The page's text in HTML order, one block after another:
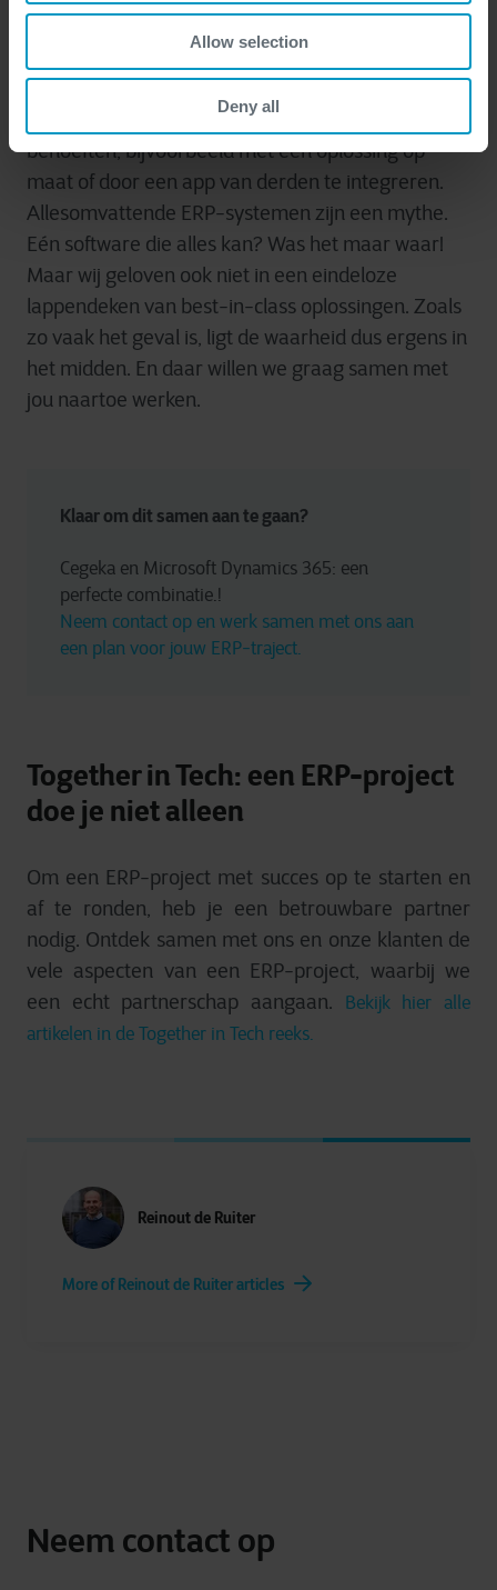
Allow selection
Deny all
definitie een slecht idee. Soms loont het om een
ERP aan te passen pp basis van jouw specifieke
behoeften, bijvoorbeeld met een oplossing op
maat of door een app van derden te integreren.
Allesomvattende ERP-systemen zijn een mythe.
Eén software die alles kan? Was het maar waar!
Maar wij geloven ook niet in een eindeloze
lappendeken van best-in-class oplossingen. Zoals
zo vaak het geval is, ligt de waarheid dus ergens in
het midden. En daar willen we graag samen met
jou naartoe werken.
Klaar om dit samen aan te gaan?
Cegeka en Microsoft Dynamics 365: een
perfecte combinatie.!
Neem contact op en werk samen met ons aan
een plan voor jouw ERP-traject.
Together in Tech: een ERP-project
doe je niet alleen
Om een ERP-project met succes op te starten en
af te ronden, heb je een betrouwbare partner
nodig. Ontdek samen met ons en onze klanten de
vele aspecten van een ERP-project, waarbij we
een echt partnerschap aangaan.
Bekijk hier alle
artikelen in de Together in Tech reeks.
Reinout de Ruiter
More of Reinout de Ruiter articles
Neem contact op